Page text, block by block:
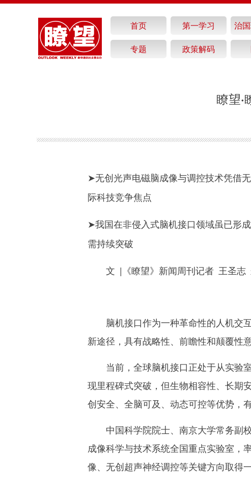
首页 第一学习 治
专题
政策解码
瞭望
➤无创光声电磁脑成像与调控技术凭借
际科技竞争焦点
➤我国在非侵入式脑机接口领域虽已形
需持续突破
文 |《瞭望》新闻周刊记者 王圣志
脑机接口作为一种革命性的人机交互
新途径，具有战略性、前瞻性和颠覆性
当前，全球脑机接口正处于从实验室
现里程碑式突破，但生物相容性、长期
创安全、全脑可及、动态可控等优势，
中国科学院院士、南京大学常务副校
成像科学与技术系统全国重点实验室，
像、无创超声神经调控等关键方向取得